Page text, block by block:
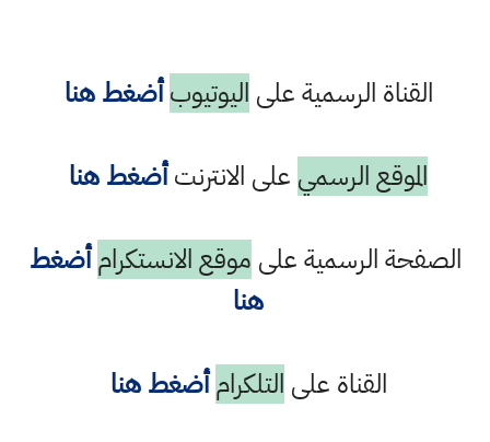
القناة الرسمية على اليوتيوب أضغط هنا
الموقع الرسمي على الانترنتأضغط هنا
الصفحة الرسمية على موقع الانستكرام أضغط
هنا
القناة على التلكرام أضغط هنا